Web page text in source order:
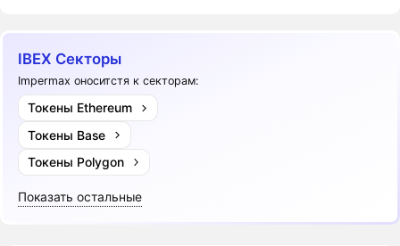
IBEX Секторы
Impermax оноситстя к секторам:
Токены Ethereum
Токены Base
Токены Polygon
Показать остальные